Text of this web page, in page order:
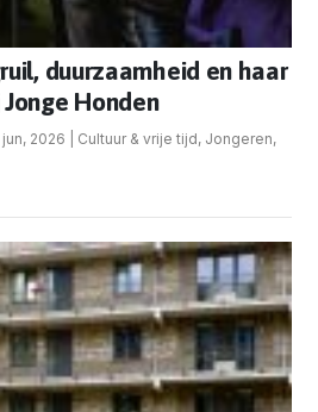
duurzaamheid en haar
Honden
2026 Cultuur & vrije tijd, Jongeren,